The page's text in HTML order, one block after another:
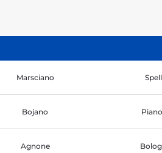
Marsciano
Bojano
Agnone